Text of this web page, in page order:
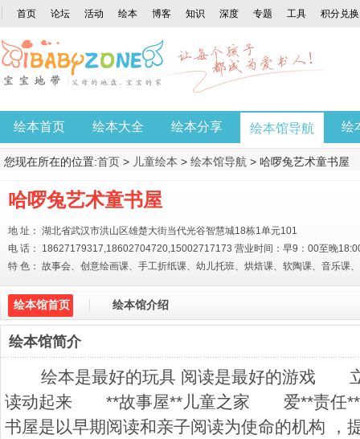
首页 论坛 活动 绘本 博客 知识 深度 专题 工具 积分兑换
绘本首页 绘本大全 绘本分享 绘本馆导航 绘
您现在所在的位置:首页 > 儿童绘本 > 绘本馆导航 > 哈啰兔艺术童书屋
哈啰兔艺术童书屋
地 址： 湖北省武汉市洪山区雄楚大街当代光谷智慧城18栋1单元101
电 话： 18627179317,18602704720,15002717173 营业时间：早9：00至晚
特 色： 故事会、创意绘画课、手工折纸课、幼儿托班、烘焙课、软陶课、音乐课
绘本馆首页 绘本馆介绍
绘本馆简介
绘本是最好的玩具 阅读是最好的游戏 立
读动起来 **故事屋**儿童之家 爱**责任**
书屋是以早期阅读和亲子阅读为使命的机构 ，